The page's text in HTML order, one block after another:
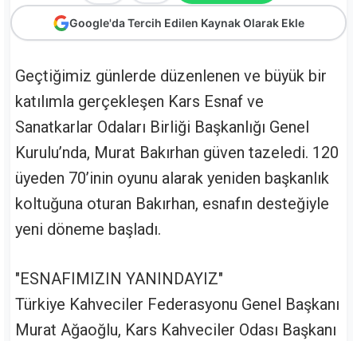
Google'da Tercih Edilen Kaynak Olarak Ekle
Geçtiğimiz günlerde düzenlenen ve büyük bir
katılımla gerçekleşen Kars Esnaf ve
Sanatkarlar Odaları Birliği Başkanlığı Genel
Kurulu’nda, Murat Bakırhan güven tazeledi. 120
üyeden 70’inin oyunu alarak yeniden başkanlık
koltuğuna oturan Bakırhan, esnafın desteğiyle
yeni döneme başladı.
"ESNAFIMIZIN YANINDAYIZ"
Türkiye Kahveciler Federasyonu Genel Başkanı
Murat Ağaoğlu, Kars Kahveciler Odası Başkanı